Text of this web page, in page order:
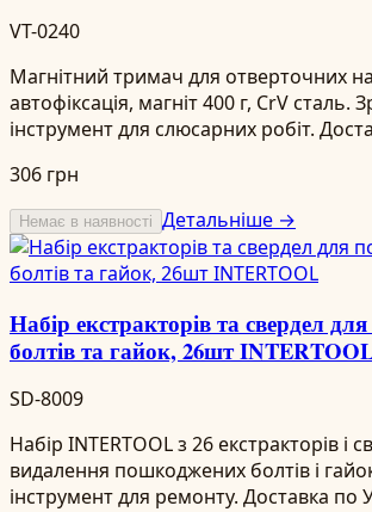
VT-0240
Магнітний тримач для отверточних
автофіксація, магніт 400 г, CrV сталь.
інструмент для слюсарних робіт.
306 грн
Немає в наявності Детальніше →
Набір екстракторів та свердел
болтів та гайок, 26шт
SD-8009
Набір INTERTOOL з 26 екстракторів і
видалення пошкоджених болтів і
інструмент для ремонту. Доставка по